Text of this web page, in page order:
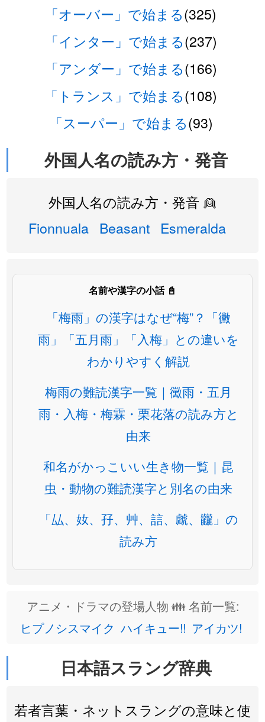
「オーバー」で始まる(325)
「インター」で始まる(237)
「アンダー」で始まる(166)
「トランス」で始まる(108)
「スーパー」で始まる(93)
外国人名の読み方・発音
外国人名の読み方・発音 👱
Fionnuala Beasant Esmeralda
名前や漢字の小話 📓
「梅雨」の漢字はなぜ“梅”？「黴
雨」「五月雨」「入梅」との違いを
わかりやすく解説
梅雨の難読漢字一覧｜黴雨・五月
雨・入梅・梅霖・栗花落の読み方と
由来
和名がかっこいい生き物一覧｜昆
虫・動物の難読漢字と別名の由来
「厸、奻、孖、艸、誩、虤、龖」の
読み方
アニメ・ドラマの登場人物 👪 名前一覧:
ヒプノシスマイク ハイキュー!! アイカツ!
日本語スラング辞典
若者言葉・ネットスラングの意味と使